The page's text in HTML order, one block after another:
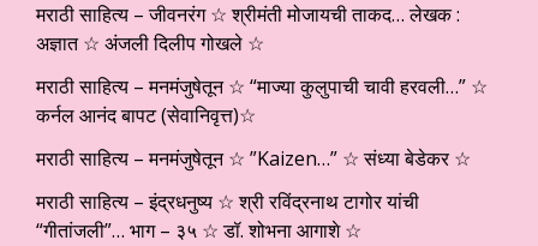
मराठी साहित्य – जीवनरंग ☆ श्रीमंती मोजायची ताकद… लेखक :
अज्ञात ☆ अंजली दिलीप गोखले ☆
मराठी साहित्य – मनमंजुषेतून ☆ “माज्या कुलुपाची चावी हरवली…” ☆
कर्नल आनंद बापट (सेवानिवृत्त)☆
मराठी साहित्य – मनमंजुषेतून ☆ ”Kaizen…” ☆ संध्या बेडेकर ☆
मराठी साहित्य – इंद्रधनुष्य ☆ श्री रविंद्रनाथ टागोर यांची
“गीतांजली”… भाग – ३५ ☆ डॉ. शोभना आगाशे ☆